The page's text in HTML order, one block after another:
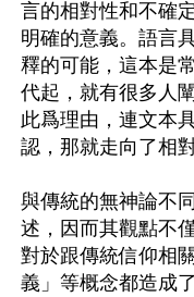
言的相對性和不確
明確的意義。語言
釋的可能，這本是
代起，就有很多人
此爲理由，連文本
認，那就走向了相
與傳統的無神論不
述，因而其觀點不
對於跟傳統信仰相
義」等概念都造成